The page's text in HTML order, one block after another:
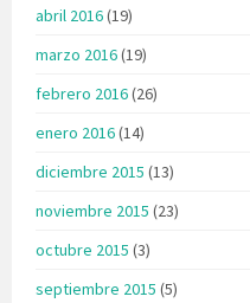
abril 2016(19)
marzo 2016(19)
febrero 2016(26)
enero 2016(14)
diciembre 2015 (13)
noviembre 2015 (23)
octubre 2015 (3)
septiembre 2015 (5)